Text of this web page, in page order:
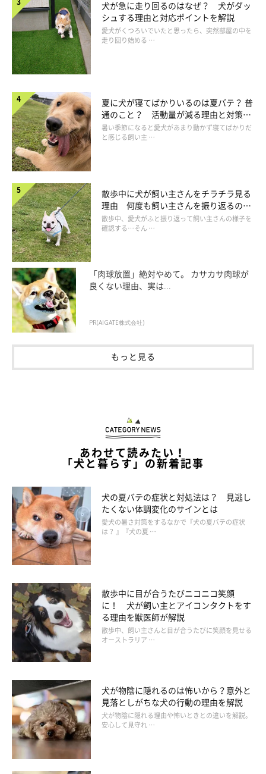
チワワは体が小さいから〇〇に気を付けて！
体が小さいチワワは、骨もかなり細く折れやすいです。ソファか
ら飛び降りただけでも「骨折」することもあるほど。骨折する
と、痛みや患部の腫れ、歩き方の異常などがあらわれます。骨折
で、骨に負担がかかることは避けて生活するように心がけて。
また歯が小さいため、歯垢や歯石が溜まりやすいので、「歯周
病」にも注意が必要です。歯みがきをしないで放っておくと、歯
が抜けたり、重症化して顔の一部に穴が開くなどの症状がみられ
オーラルケアは怠らず、歯垢や歯石が気になったら獣医師に相談
しましょう。
参考／いぬのきもち2015年11月号「犬の病気別 なりやすい年
齢ランキング」（監修：埼玉県日高市・ノヤ動物病院院長 野矢
雅彦先生）
撮影／殿村忠博、佐藤正之
文／melanie
※記事内の写真はイメージです。
犬が急に走り回るのはなぜ？ 犬がダッ
シュする理由と対応ポイントを解説
愛犬がくつろいでいたと思ったら、突然部屋の中を
走り回り始める …
夏に犬が寝てばかりいるのは夏バテ？ 普
通のこと？ 活動量が減る理由と対策と
は
暑い季節になると愛犬があまり動かず寝てばかりだ
と感じる飼い主 …
散歩中に犬が飼い主さんをチラチラ見る
理由 何度も飼い主さんを振り返るのは
なぜ？
散歩中、愛犬がふと振り返って飼い主さんの様子を
確認する…そん …
「肉球放置」絶対やめて。 カサカサ肉球が
良くない理由、実は...
PR(AIGATE株式会社)
もっと見る
あわせて読みたい！
「犬と暮らす」の新着記事
犬の夏バテの症状と対処法は？ 見逃し
たくない体調変化のサインとは
愛犬の暑さ対策をするなかで『犬の夏バテの症状
は？ 』『犬の夏 …
散歩中に目が合うたびニコニコ笑顔
に！ 犬が飼い主とアイコンタクトをす
る理由を獣医師が解説
散歩中、飼い主さんと目が合うたびに笑顔を見せる
オーストラリア …
犬が物陰に隠れるのは怖いから？意外と
見落としがちな犬の行動の理由を解説
犬が物陰に隠れる理由や怖いときとの違いを解説。
安心して見守れ …